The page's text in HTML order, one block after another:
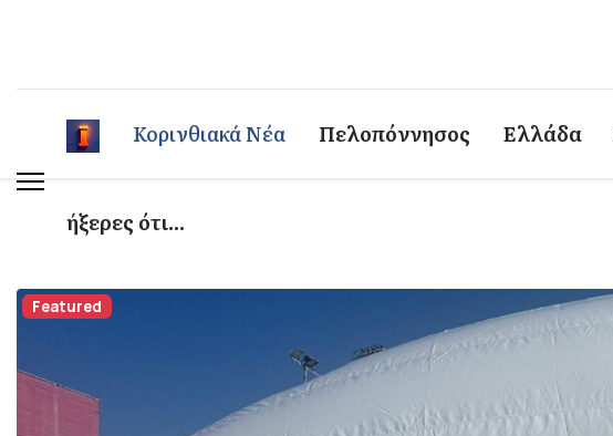
Κορινθιακά Νέα Πελοπόννησος Ελλάδα
ήξερες ότι...
Featured